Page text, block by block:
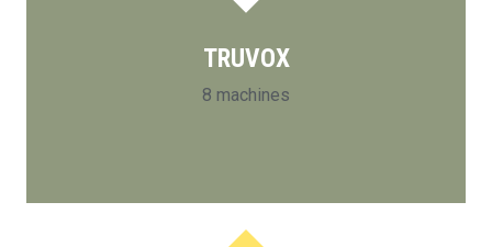
TRUVOX
8 machines